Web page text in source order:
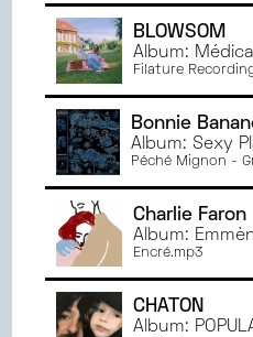
JANVIER2024
DÉCEMBRE2023
NOVEMBRE2023
OCTOBRE2023
SEPTEMBRE 2023
JUIN2023
AVRIL
2023
MARS
2023
FÉVRIER
JANVIER2023
JUIN2022
DIJON
BLOWSOM
Album:
Filature
Bonnie
Album: Sexy
Péché Mignon -
Charlie Faron
Album:
Encré.mp3
CHATON
Album: